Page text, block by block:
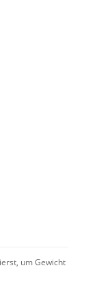
um Gewicht